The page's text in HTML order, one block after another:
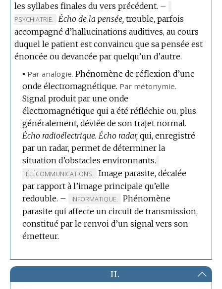
DOMAINE
:
les syllabes finales du vers précédent. –
DE
DOMAINE
:
PSYCHIATRIE. Écho de la pensée, trouble, parfois
accompagné d’hallucinations auditives, au cours
duquel le patient est convaincu que sa pensée est
énoncée ou devancée par quelqu’un d’autre.
▪ Par analogie. Phénomène de réflexion d’une
onde électromagnétique. Par métonymie.
Signal produit par une onde
électromagnétique qui a été réfléchie ou, plus
généralement, déviée de son trajet normal.
Écho radioélectrique. Écho radar, qui, enregistré
par un radar, permet de déterminer la
situation d’obstacles environnants.
DE
DOMAINE
:
TÉLÉCOMMUNICATIONS.
Image parasite, décalée
par rapport à l’image principale qu’elle
redouble. –
MARQUE
DE
DOMAINE
INFORMATIQUE.
Phénomène
parasite qui affecte un circuit de transmission,
constitué par le renvoi d’un signal vers son
émetteur.
II.